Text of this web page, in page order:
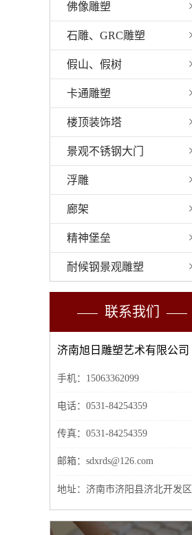
佛像雕塑
石雕、GRC雕塑
假山、假树
卡通雕塑
楼顶装饰塔
景观不锈钢大门
浮雕
廊架
精神堡垒
耐候钢景观雕塑
联系我们
济南旭日雕塑艺术有限公司
手机：15063362099
电话：0531-84254359
传真：0531-84254359
邮箱：sdxrds@126.com
地址：济南市济阳县济北开发区